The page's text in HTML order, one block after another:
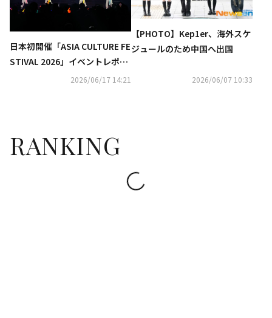
日本初開催「ASIA CULTURE FE
STIVAL 2026」イベントレポー
2026/06/17 14:21
【PHOTO】Kep1er、海外スケ
ジュールのため中国へ出国
2026/06/07 10:33
RANKING